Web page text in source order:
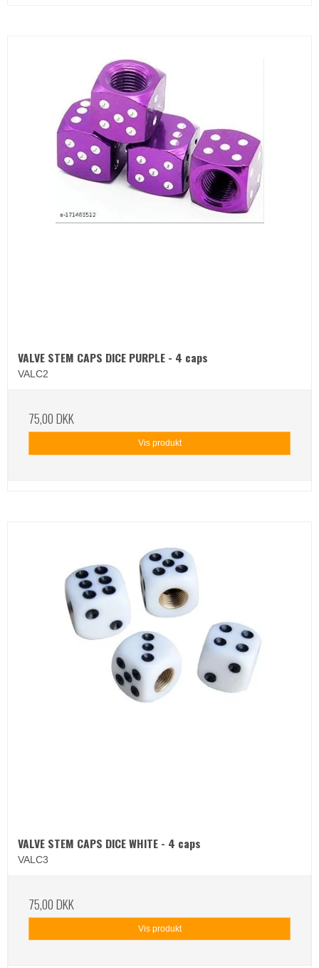
VALVE STEM CAPS DICE PURPLE - 4 caps
VALC2
75,00 DKK
Vis produkt
VALVE STEM CAPS DICE WHITE - 4 caps
VALC3
75,00 DKK
Vis produkt